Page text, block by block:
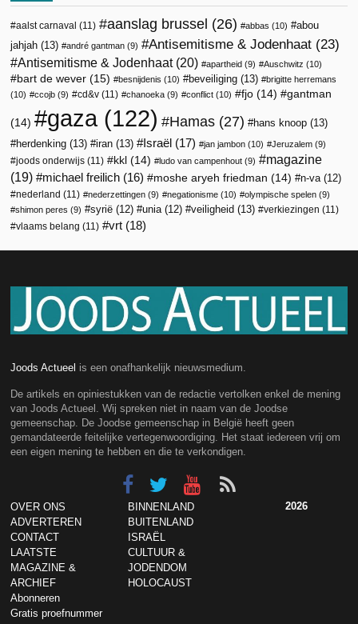
aalst carnaval (11) aanslag brussel (26) abbas (10)
abou
jahjah (13) andré gantman (9) Antisemitisme & Jodenhaat (23)
Antisemitisme & Jodenhaat(20) apartheid (9) Auschwitz (10)
bart de wever (15) besnijdenis (10) beveiliging (13)
brigitte herremans
(10)
ccojb (9) cd&v (11) chanoeka (9) conflict (10) fjo (14) gantman
(14) gaza (122) Hamas (27) hans knoop (13)
herdenking (13) iran (13) Israël (17) jan jambon (10) Jeruzalem (9)
joods onderwijs (11) kkl (14) ludo van campenhout (9)
magazine
(19)
michael freilich (16) moshe aryeh friedman (14) n-va (12)
nederland (11) nederzettingen (9) negationisme (10) olympische spelen (9)
shimon peres (9) syrië (12) unia (12) veiligheid (13) verkiezingen (11)
vlaams belang (11) vrt (18)
Joods Actueel is een onafhankelijk nieuwsmedium.
De artikels en opiniestukken van de redactie vertolken enkel de mening
van Joods Actueel. Wij spreken niet in naam van de Joodse
gemeenschap. De Joodse gemeenschap in België heeft geen
gemandateerde feitelijke vertegenwoordiging. Het staat iedereen vrij om
een eigen mening te hebben en die te verkondigen.
OVER ONS
ADVERTEREN
CONTACT
LAATSTE
MAGAZINE &
ARCHIEF
Abonneren
Gratis proefnummer
BINNENLAND
BUITENLAND
ISRAËL
CULTUUR &
JODENDOM
HOLOCAUST
2026